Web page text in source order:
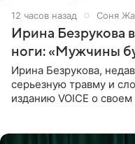
12 часов назад Соня
Ирина Безрукова
ноги: «Мужчины
Ирина Безрукова,
серьезную травму и
изданию VOICE о